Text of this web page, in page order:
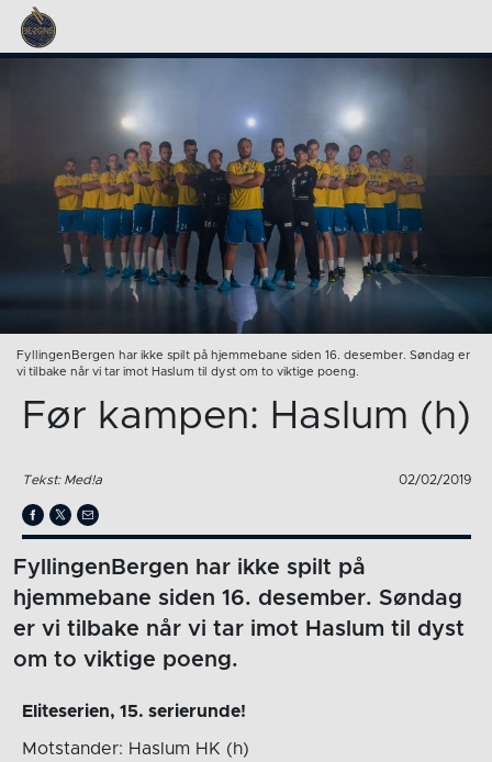
FyllingenBergen har ikke spilt på hjemmebane siden 16. desember. Søndag er
vi tilbake når vi tar imot Haslum til dyst om to viktige poeng.
Før kampen: Haslum (h)
Tekst: Med!a 02/02/2019
FyllingenBergen har ikke spilt på
hjemmebane siden 16. desember. Søndag
er vi tilbake når vi tar imot Haslum til dyst
om to viktige poeng.
Eliteserien, 15. serierunde!
Motstander: Haslum HK (h)